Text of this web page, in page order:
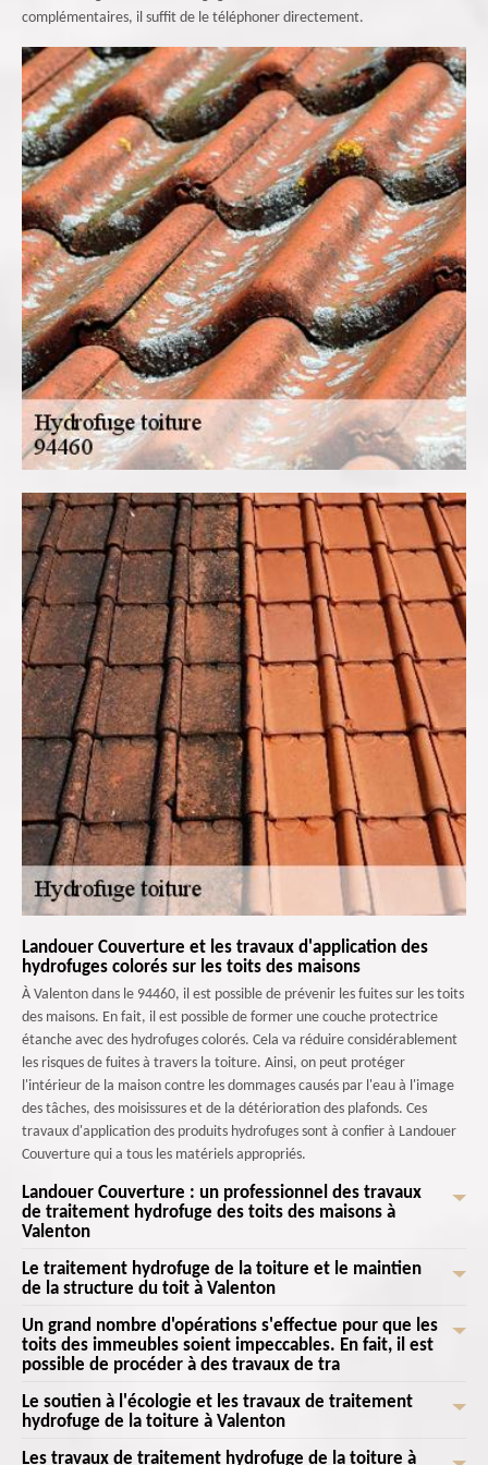
complémentaires, il suffit de le téléphoner directement.
Landouer Couverture et les travaux d'application des
hydrofuges colorés sur les toits des maisons
À Valenton dans le 94460, il est possible de prévenir les fuites sur les toits
des maisons. En fait, il est possible de former une couche protectrice
étanche avec des hydrofuges colorés. Cela va réduire considérablement
les risques de fuites à travers la toiture. Ainsi, on peut protéger
l'intérieur de la maison contre les dommages causés par l'eau à l'image
des tâches, des moisissures et de la détérioration des plafonds. Ces
travaux d'application des produits hydrofuges sont à confier à Landouer
Couverture qui a tous les matériels appropriés.
Landouer Couverture : un professionnel des travaux
de traitement hydrofuge des toits des maisons à
Valenton
Un grand nombre d'opérations s'effectue pour les toits des maisons. En
fait, il est possible de réduire la formation de glace en effectuant des
traitements hydrofuges de la toiture. Ces produits vont limiter la
pénétration de l'eau dans les matériaux. De ce fait, il y a la réduction de
la formation de glace sur le toit. On minimise les risques associés au poids
excessif de la glace. Landouer Couverture va prendre en main les travaux
de traitement hydrofuge de la toiture et il propose des prix qui sont très
Le traitement hydrofuge de la toiture et le maintien
de la structure du toit à Valenton
Les traitements hydrofuges de la toiture maintiennent la structure de la
toiture. En fait, il est possible de préserver l'intégrité des matériaux en
appliquant ces types de produits. Il y a alors le maintien de la solidité
structurelle du toit. Ainsi, on assiste à la réduction des risques
d'affaissement ou de dommages structurels pouvant compromettre la
sécurité de la maison. Landouer Couverture s'occupe des travaux et il
Un grand nombre d'opérations s'effectue pour que les
toits des immeubles soient impeccables. En fait, il est
possible de procéder à des travaux de tra
Les opérations de traitement pour les toits sont à confier à des
professionnels. Landouer Couverture est un professionnel qui possède
une expertise approfondie dans l'application des hydrofuges. Sa
Le soutien à l'écologie et les travaux de traitement
hydrofuge de la toiture à Valenton
Les travaux de traitement hydrofuge de la toiture à